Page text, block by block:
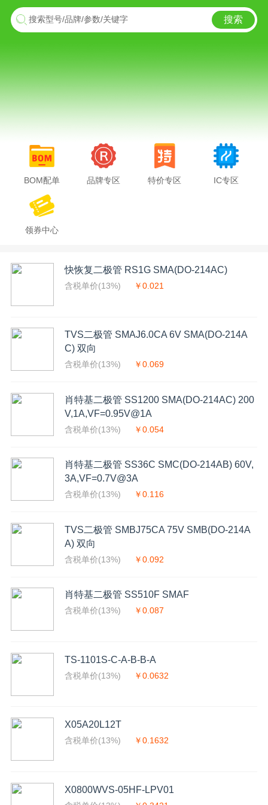
搜索型号/品牌/参数/关键字 搜索
BOM配单 品牌专区 特价专区 IC专区
领券中心
快恢复二极管 RS1G SMA(DO-214AC)
含税单价(13%) ￥0.021
TVS二极管 SMAJ6.0CA 6V SMA(DO-214A
C) 双向
含税单价(13%) ￥0.069
肖特基二极管 SS1200 SMA(DO-214AC) 200
V,1A,VF=0.95V@1A
含税单价(13%) ￥0.054
肖特基二极管 SS36C SMC(DO-214AB) 60V,
3A,VF=0.7V@3A
含税单价(13%) ￥0.116
TVS二极管 SMBJ75CA 75V SMB(DO-214A
A) 双向
含税单价(13%) ￥0.092
肖特基二极管 SS510F SMAF
含税单价(13%) ￥0.087
TS-1101S-C-A-B-B-A
含税单价(13%) ￥0.0632
X05A20L12T
含税单价(13%) ￥0.1632
X0800WVS-05HF-LPV01